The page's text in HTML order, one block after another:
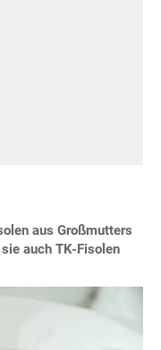
aus Großmutters
auch TK-Fisolen